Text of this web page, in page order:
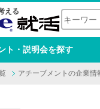
える
ト・説明会を探す
アチーブメントの企業情